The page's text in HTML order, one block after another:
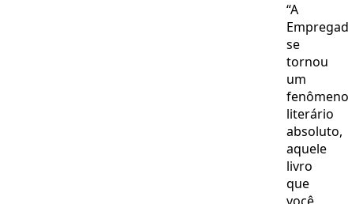
“A
se
tornou
um
fenômeno
literário
absoluto,
aquele
livro
que